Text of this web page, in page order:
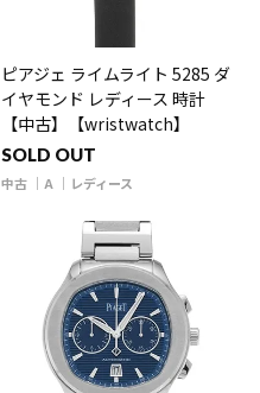
ピアジェ ライムライト 5285 ダ
イヤモンド レディース 時計
【中古】【wristwatch】
SOLD OUT
中古 A レディース